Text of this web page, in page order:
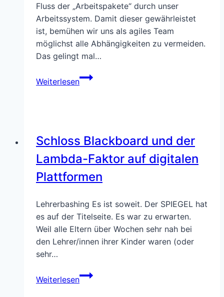
Fluss der „Arbeitspakete“ durch unser
Arbeitssystem. Damit dieser gewährleistet
ist, bemühen wir uns als agiles Team
möglichst alle Abhängigkeiten zu vermeiden.
Das gelingt mal…
Weiterlesen
Aus
der
Blocker
Arbeitsfluss
sichtbar
Schloss Blackboard und der
Lambda-Faktor auf digitalen
Plattformen
Lehrerbashing Es ist soweit. Der SPIEGEL hat
es auf der Titelseite. Es war zu erwarten.
Weil alle Eltern über Wochen sehr nah bei
den Lehrer/innen ihrer Kinder waren (oder
sehr…
Weiterlesen
Schloss
Blackboard